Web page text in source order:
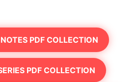
PDF COLLECTION
PDF COLLECTION